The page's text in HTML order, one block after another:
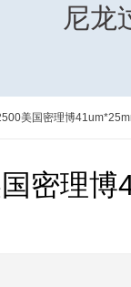
尼龙
美国密理博
密理